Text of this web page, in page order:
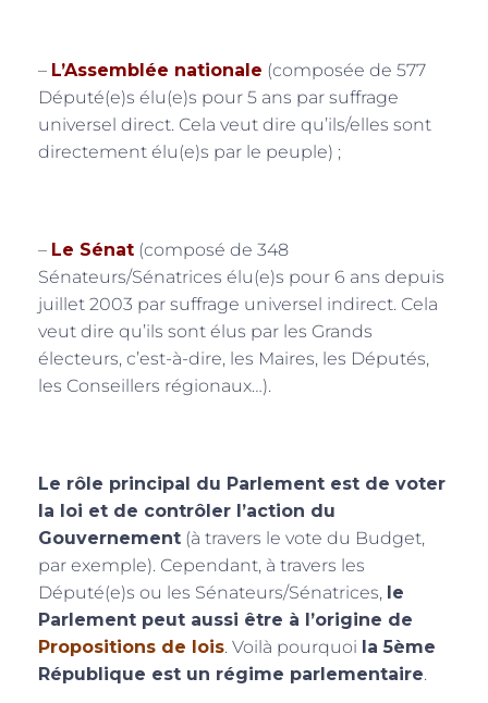
– L’Assemblée nationale (composée de 577
Député(e)s élu(e)s pour 5 ans par suffrage
universel direct. Cela veut dire qu’ils/elles sont
directement élu(e)s par le peuple) ;
– Le Sénat (composé de 348
Sénateurs/Sénatrices élu(e)s pour 6 ans depuis
juillet 2003 par suffrage universel indirect. Cela
veut dire qu’ils sont élus par les Grands
électeurs, c’est-à-dire, les Maires, les Députés,
les Conseillers régionaux…).
Le rôle principal du Parlement est de voter
la loi et de contrôler l’action du
Gouvernement (à travers le vote du Budget,
par exemple). Cependant, à travers les
Député(e)s ou les Sénateurs/Sénatrices, le
Parlement peut aussi être à l’origine de
Propositions de lois. Voilà pourquoi la 5ème
République est un régime parlementaire.